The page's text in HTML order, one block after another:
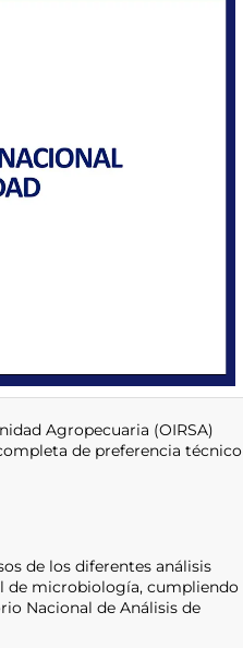
Agropecuaria (OIRSA)
de preferencia técnico
de los diferentes análisis
de microbiología, cumpliendo
Nacional de Análisis de